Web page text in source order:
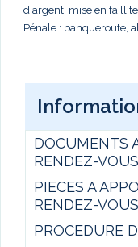
d'argent, mise en
Pénale : banqueroute,
DOCUMENTS
RENDEZ-VOUS
PIECES A
RENDEZ-VOUS
PROCEDURE